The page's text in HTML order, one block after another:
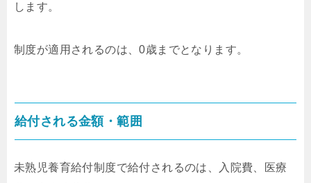
します。
制度が適用されるのは、0歳までとなります。
給付される金額・範囲
未熟児養育給付制度で給付されるのは、入院費、医療